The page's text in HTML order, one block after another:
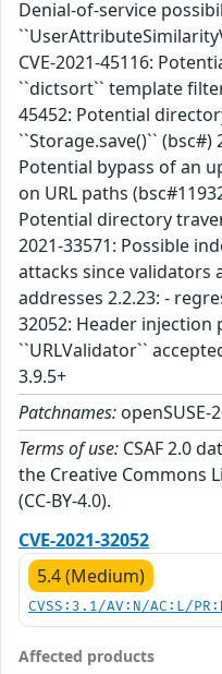
Denial-of-service
CVE-2021-45116:
``dictsort`` template
45452: Potential
``Storage.save()`` (bsc#)
Potential bypass of an
on URL paths
Potential directory
2021-33571: Possible
attacks since validators
addresses 2.2.23: -
32052: Header injection
``URLValidator``
3.9.5+
Patchnames: openSUSE-
Terms of use: CSAF 2.0
the Creative Commons
(CC-BY-4.0).
CVE-2021-32052
5.4 (Medium)
CVSS:3.1/AV:N/AC:L/
Affected products